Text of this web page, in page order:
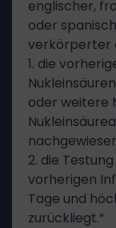
englischer,
oder
verkörperter
1. die
oder weitere
2. die
vorherigen
Tage und
zurückliegt.“